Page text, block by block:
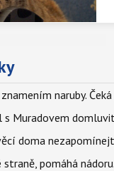
naruby.
s Muradovem
doma
pomáhá